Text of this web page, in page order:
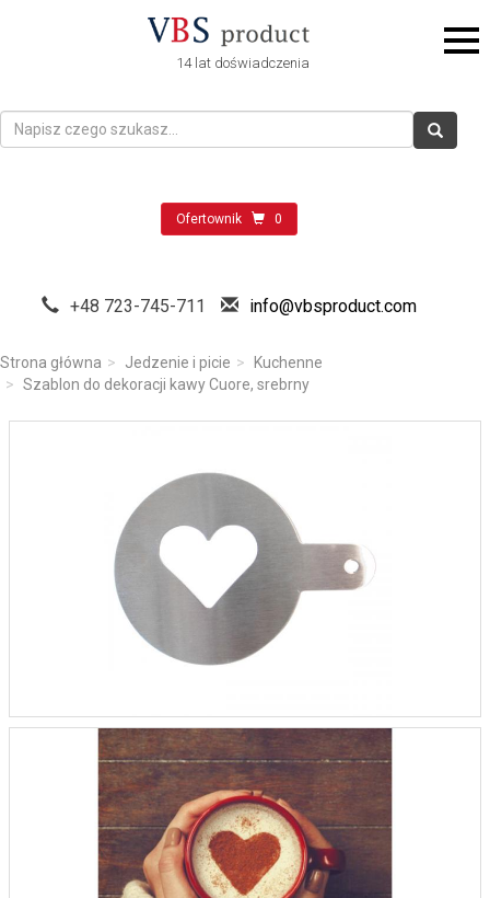
14 lat doświadczenia
Ofertownik 0
+48 723-745-711 info@vbsproduct.com
Strona główna Jedzenie i picie
Kuchenne
Szablon do dekoracji kawy Cuore, srebrny